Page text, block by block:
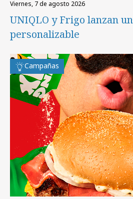
viernes, 7 de agosto 2026
UNIQLO y Frigo lanzan
personalizable
Campañas